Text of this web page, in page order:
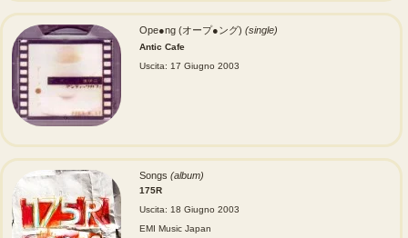
Ope●ng (オープ●ング) (single)
Antic Cafe
Uscita: 17 Giugno 2003
Songs (album)
175R
Uscita: 18 Giugno 2003
EMI Music Japan